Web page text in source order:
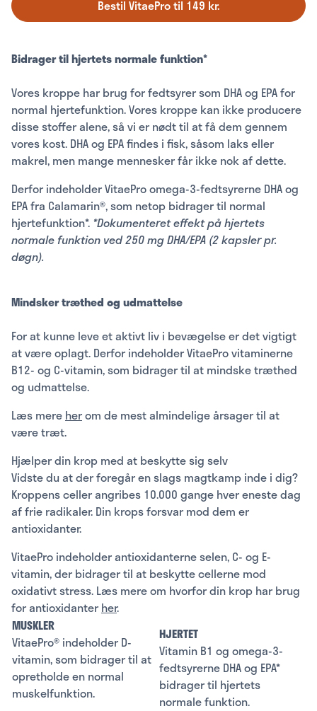
Bestil VitaePro til 149 kr.
Bidrager til hjertets normale funktion*
Vores kroppe har brug for fedtsyrer som DHA og EPA for
normal hjertefunktion. Vores kroppe kan ikke producere
disse stoffer alene, så vi er nødt til at få dem gennem
vores kost. DHA og EPA findes i fisk, såsom laks eller
makrel, men mange mennesker får ikke nok af dette.
Derfor indeholder VitaePro omega-3-fedtsyrerne DHA og
EPA fra Calamarin®, som netop bidrager til normal
hjertefunktion*. *Dokumenteret effekt på hjertets
normale funktion ved 250 mg DHA/EPA (2 kapsler pr.
døgn).
Mindsker træthed og udmattelse
For at kunne leve et aktivt liv i bevægelse er det vigtigt
at være oplagt. Derfor indeholder VitaePro vitaminerne
B12- og C-vitamin, som bidrager til at mindske træthed
og udmattelse.
Læs mere herom de mest almindelige årsager til at
være træt.
Hjælper din krop med at beskytte sig selv
Vidste du at der foregår en slags magtkamp inde i dig?
Kroppens celler angribes 10.000 gange hver eneste dag
af frie radikaler. Din krops forsvar mod dem er
antioxidanter.
VitaePro indeholder antioxidanterne selen, C- og E-
vitamin, der bidrager til at beskytte cellerne mod
oxidativt stress. Læs mere om hvorfor din krop har brug
for antioxidanter her.
MUSKLER
VitaePro® indeholder D-
vitamin, som bidrager til at
opretholde en normal
muskelfunktion.
HJERTET
Vitamin B1 og omega-3-
fedtsyrerne DHA og EPA*
bidrager til hjertets
normale funktion.